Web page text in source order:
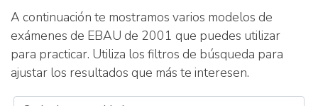
A continuación te mostramos varios modelos de
exámenes de EBAU de 2001 que puedes utilizar
para practicar. Utiliza los filtros de búsqueda para
ajustar los resultados que más te interesen.